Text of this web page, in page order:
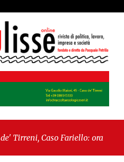
Caso Fariello: ora torniamo